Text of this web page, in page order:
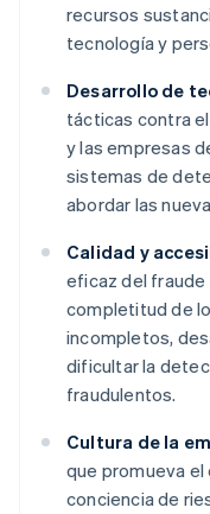
recursos
tecnología y
Desarrollo de
tácticas contra
y las empresas
sistemas de
abordar las
Calidad y
eficaz del fraude
completitud de
incompletos,
dificultar la
fraudulentos.
Cultura de la
que promueva
conciencia de